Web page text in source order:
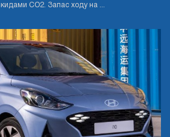
CO2. Запас ходу на ...